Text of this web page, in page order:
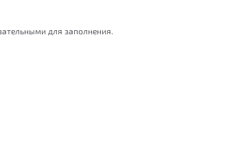
для заполнения.